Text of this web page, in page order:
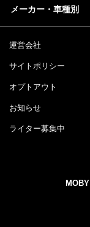
メーカー・車種別
運営会社
サイトポリシー
オプトアウト
お知らせ
ライター募集中